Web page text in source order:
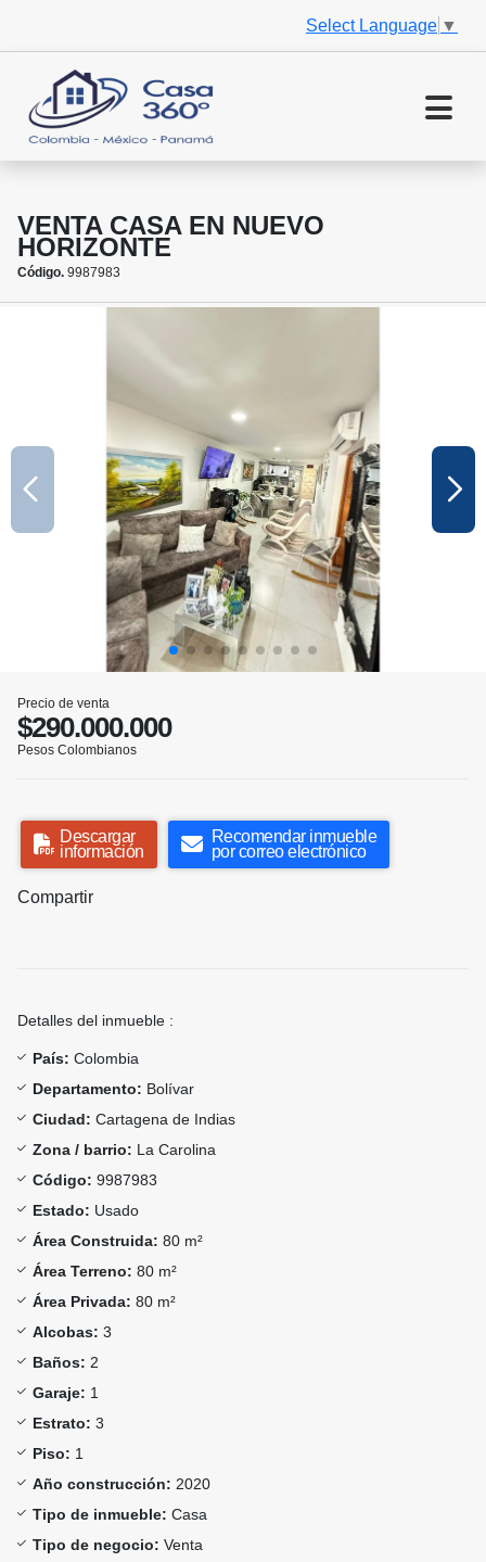
Select Language ▼
VENTA CASA EN NUEVO
HORIZONTE
Código. 9987983
Precio de venta
$290.000.000
Pesos Colombianos
Descargar
información
Recomendar inmueble
por correo electrónico
Compartir
Detalles del inmueble :
País: Colombia
Departamento: Bolívar
Ciudad: Cartagena de Indias
Zona / barrio: La Carolina
Código: 9987983
Estado: Usado
Área Construida: 80 m²
Área Terreno: 80 m²
Área Privada: 80 m²
Alcobas: 3
Baños: 2
Garaje: 1
Estrato: 3
Piso: 1
Año construcción: 2020
Tipo de inmueble: Casa
Tipo de negocio: Venta